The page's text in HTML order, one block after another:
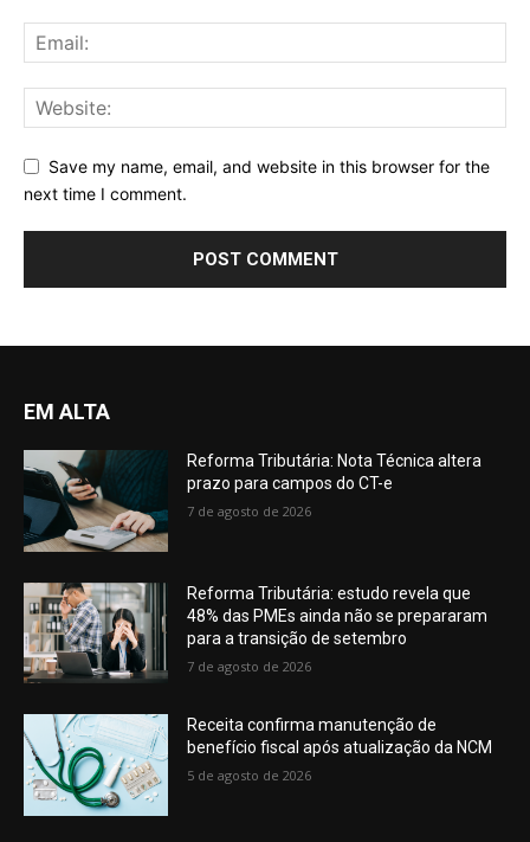
Save my name, email, and website in this browser for the
next time I comment.
EM ALTA
Reforma Tributária: Nota Técnica altera
prazo para campos do CT-e
7 de agosto de 2026
Reforma Tributária: estudo revela que
48% das PMEs ainda não se prepararam
para a transição de setembro
7 de agosto de 2026
Receita confirma manutenção de
benefício fiscal após atualização da NCM
5 de agosto de 2026